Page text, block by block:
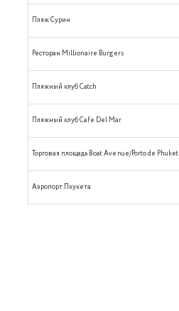
Пляж Сурин
Ресторан Millionaire Burgers
Пляжный клуб Catch
Пляжный клуб Cafe Del Mar
Торговая площадь Boat Avenue/Porto de Phuket
Аэропорт Пхукета